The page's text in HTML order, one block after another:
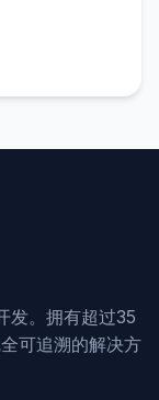
发。拥有超过35
可追溯的解决方